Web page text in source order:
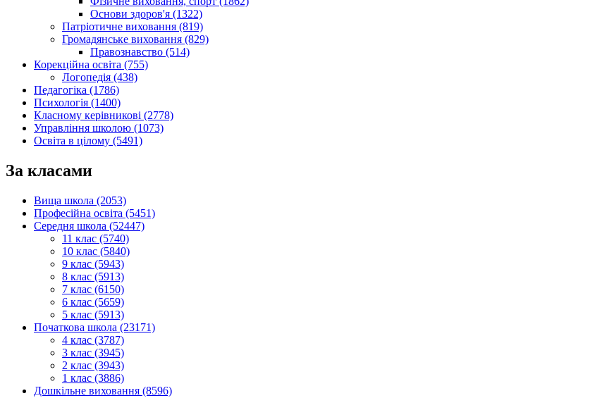
Основи здоров'я (1322)
Патріотичне виховання (819)
Громадянське виховання (829)
Правознавство (514)
Корекційна освіта (755)
Логопедія (438)
Педагогіка (1786)
Психологія (1400)
Класному керівникові (2778)
Управління школою (1073)
Освіта в цілому (5491)
За класами
Вища школа (2053)
Професійна освіта (5451)
Середня школа (52447)
11 клас (5740)
10 клас (5840)
9 клас (5943)
8 клас (5913)
7 клас (6150)
6 клас (5659)
5 клас (5913)
Початкова школа (23171)
4 клас (3787)
3 клас (3945)
2 клас (3943)
1 клас (3886)
Дошкільне виховання (8596)